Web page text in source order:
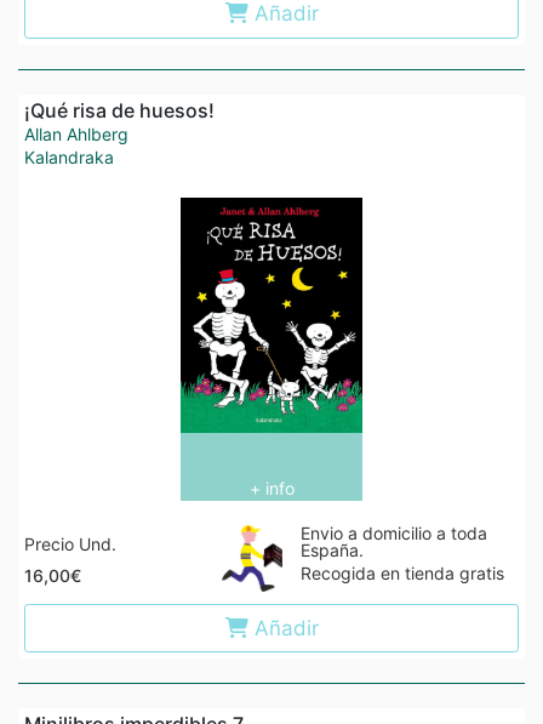
Añadir
¡Qué risa de huesos!
Allan Ahlberg
Kalandraka
+ info
Precio Und.
16,00€
Envio a domicilio a toda
España.
Recogida en tienda gratis
Añadir